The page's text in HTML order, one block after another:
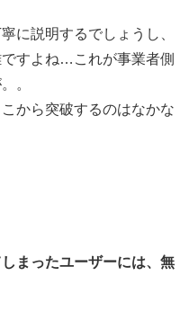
に説明するでしょうし、
すよね…これが事業者側
。
から突破するのはなかな
まったユーザーには、無